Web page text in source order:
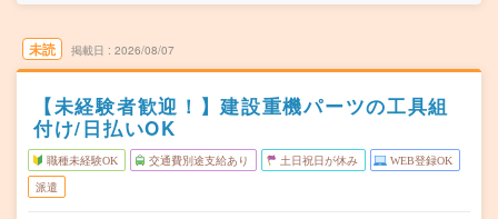
未読 掲載日 2026/08/07
【未経験者歓迎！】建設重機パーツの工具組
付け/日払いOK
職種未経験OK 交通費別途支給あり 土日祝日が休み WEB登録OK
派遣